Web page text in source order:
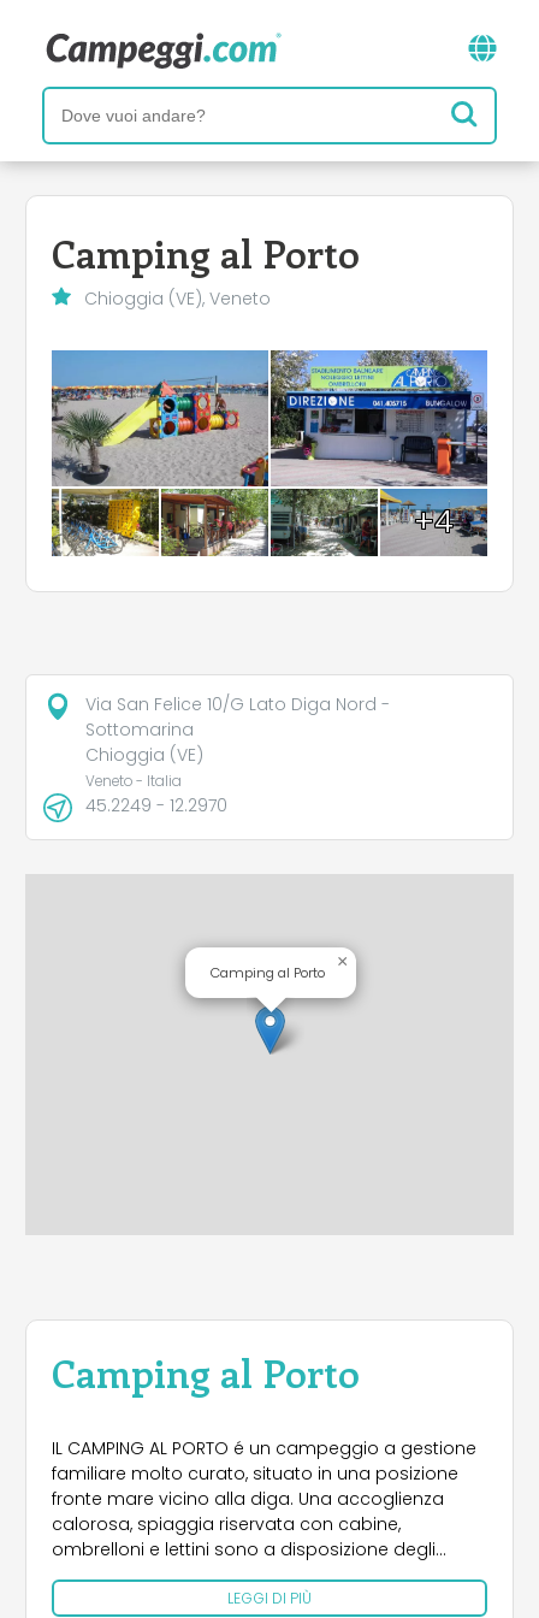
Camping al Porto
Chioggia (VE), Veneto
+4
Camping al Porto
IL CAMPING AL PORTO é un campeggio a gestione
familiare molto curato, situato in una posizione
fronte mare vicino alla diga. Una accoglienza
calorosa, spiaggia riservata con cabine,
ombrelloni e lettini sono a disposizione degli
ospiti, con moderni impianti igienici, ristorante, bar,
giochi, sono con altri accorgimenti per il
LEGGI DI PIÙ
Via San Felice 10/G Lato Diga Nord -
Sottomarina
Chioggia (VE)
Veneto - Italia
45.2249 - 12.2970
Camping al Porto
×